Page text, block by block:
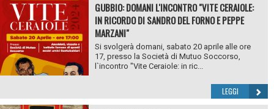
GUBBIO: DOMANI L'INCONTRO "VITE CERAIOLE:
IN RICORDO DI SANDRO DEL FORNO E PEPPE
MARZANI"
Si svolgerà domani, sabato 20 aprile alle ore
17, presso la Società di Mutuo Soccorso,
l`incontro "Vite Ceraiole: in ric...
LEGGI